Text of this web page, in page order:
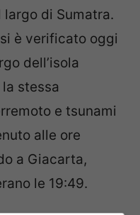
di Sumatra.
è verificato oggi
dell’isola
la stessa
e tsunami
alle ore
a Giacarta,
le 19:49.